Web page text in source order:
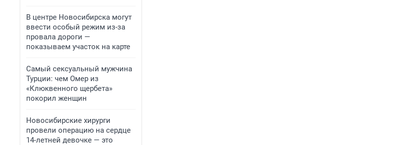
В центре Новосибирска могут
ввести особый режим из-за
провала дороги —
показываем участок на карте
Самый сексуальный мужчина
Турции: чем Омер из
«Клюквенного щербета»
покорил женщин
Новосибирские хирурги
провели операцию на сердце
14-летней девочке — это